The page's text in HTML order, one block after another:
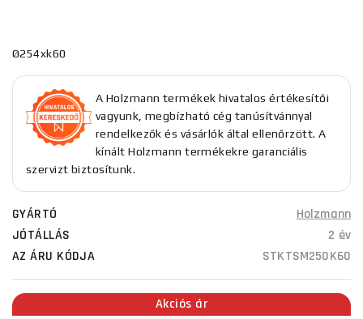
Ø254xk60
A Holzmann termékek hivatalos értékesítői
vagyunk, megbízható cég tanúsítvánnyal
rendelkezők és vásárlók által ellenőrzött. A
kínált Holzmann termékekre garanciális
szervizt biztosítunk.
GYÁRTÓ
Holzmann
JÓTÁLLÁS
2 év
AZ ÁRU KÓDJA
STKTSM250K60
Akciós ár